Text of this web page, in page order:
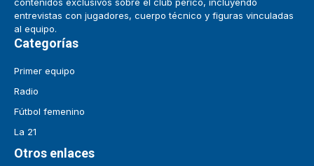
entrevistas con jugadores, cuerpo técnico y figuras vinculadas
al equipo.
Categorías
Primer equipo
Radio
Fútbol femenino
La 21
Otros enlaces